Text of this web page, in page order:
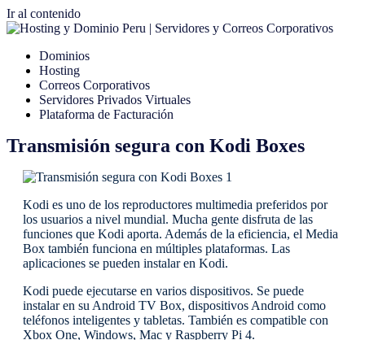
Ir al contenido
Dominios
Hosting
Correos Corporativos
Servidores Privados Virtuales
Plataforma de Facturación
Transmisión segura con Kodi Boxes
Kodi es uno de los reproductores multimedia preferidos por
los usuarios a nivel mundial. Mucha gente disfruta de las
funciones que Kodi aporta. Además de la eficiencia, el Media
Box también funciona en múltiples plataformas. Las
aplicaciones se pueden instalar en Kodi.
Kodi puede ejecutarse en varios dispositivos. Se puede
instalar en su Android TV Box, dispositivos Android como
teléfonos inteligentes y tabletas. También es compatible con
Xbox One, Windows, Mac y Raspberry Pi 4.